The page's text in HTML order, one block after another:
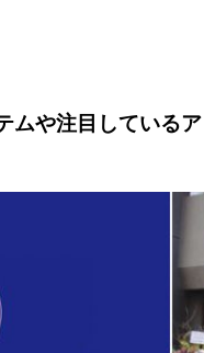
ムや注目しているア